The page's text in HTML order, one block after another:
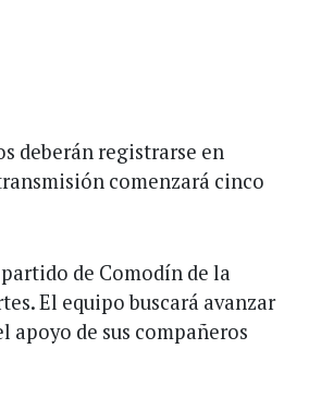
deberán registrarse en
comenzará cinco
de Comodín de la
El equipo buscará avanzar
apoyo de sus compañeros